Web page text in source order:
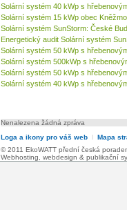
Solární systém 40 kWp s
Solární systém 15 kWp obec
Solární systém SunStorm: České
Energetický audit Solární systém
Solární systém 50 kWp s
Solární systém 500kWp s
Solární systém 50 kWp s
Solární systém 40 kWp s
Nenalezena žádná zpráva
Loga a ikony pro váš web l Mapa
© 2011 EkoWATT přední česká
Webhosting
webdesign & publikační